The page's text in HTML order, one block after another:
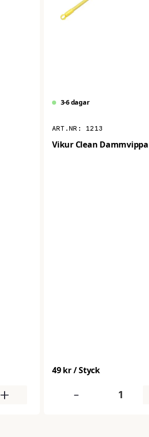
+
3-6 dagar
1213
Vikur Clean Dammvippa
49 kr/ Styck
-